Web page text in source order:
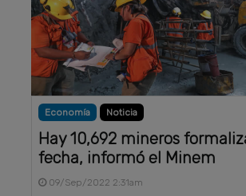
Economía Noticia
Hay 10,692 mineros
fecha, informó el Minem
09/Sep/2022 2:31am